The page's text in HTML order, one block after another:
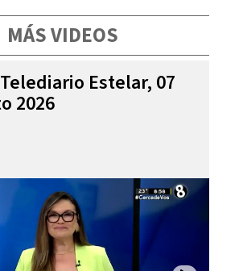
MÁS VIDEOS
Estelar, 07
2026